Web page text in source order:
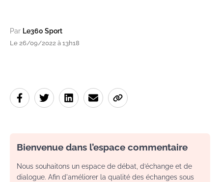
Par Le360 Sport
Le 26/09/2022 à 13h18
Bienvenue dans l’espace commentaire
Nous souhaitons un espace de débat, d’échange et de
dialogue. Afin d'améliorer la qualité des échanges sous